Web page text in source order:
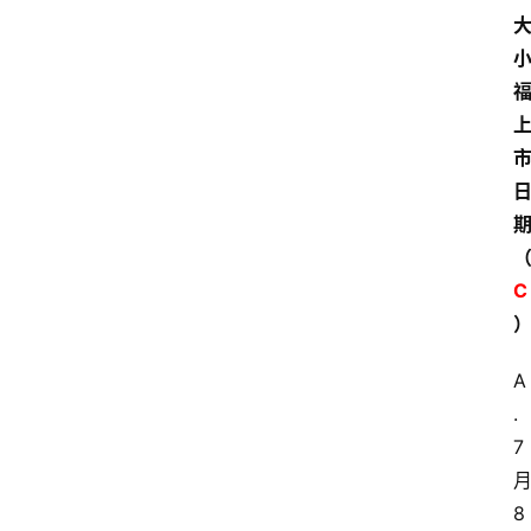
大
小
福
上
市
日
期
（
C
）
A
.
7
月
8